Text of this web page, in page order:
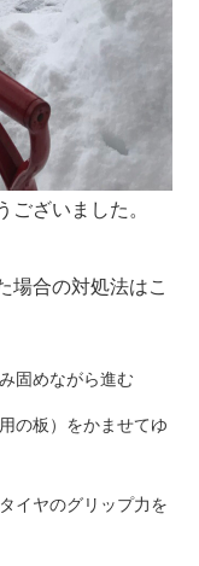
ございました。
場合の対処法はこ
固めながら進む
の板）をかませてゆ
イヤのグリップ力を